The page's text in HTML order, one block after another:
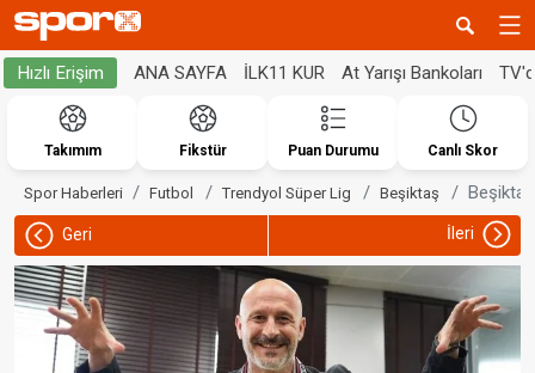
Hızlı Erişim ANA SAYFA İLK11 KUR At Yarışı Bankoları
Takımım Fikstür Puan Durumu Canlı Skor
Spor Haberleri Futbol Trendyol Süper Lig Beşiktaş
Geri İleri